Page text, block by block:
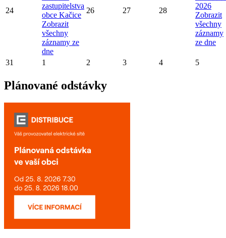
24
zastupitelstva
obce Kačice
Zobrazit
všechny
záznamy ze
dne
26 27 28
2026
Zobrazit
všechny
záznamy
ze dne
31 1 2 3 4 5
Plánované odstávky